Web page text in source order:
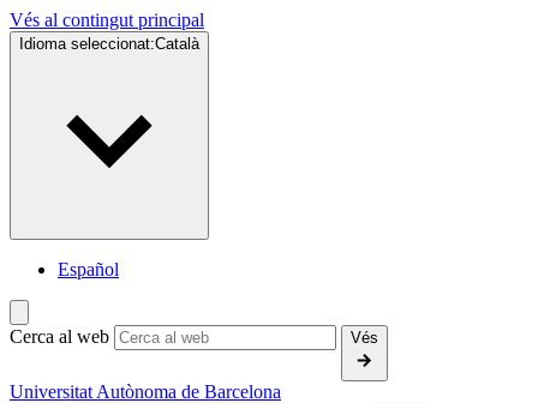
Vés al contingut principal
Idioma seleccionat:Català
Español
Cerca al web Vés
Universitat Autònoma de Barcelona